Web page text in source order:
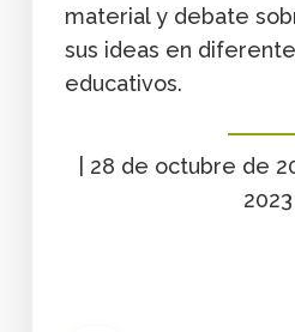
material y debate
sus ideas en
educativos.
| 28 de octubre de
2023